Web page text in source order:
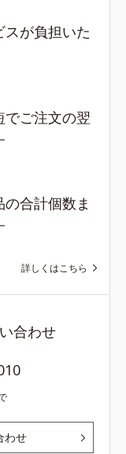
が負担いた
でご注文の翌
合計個数ま
詳しくはこちら
合わせ
わせ